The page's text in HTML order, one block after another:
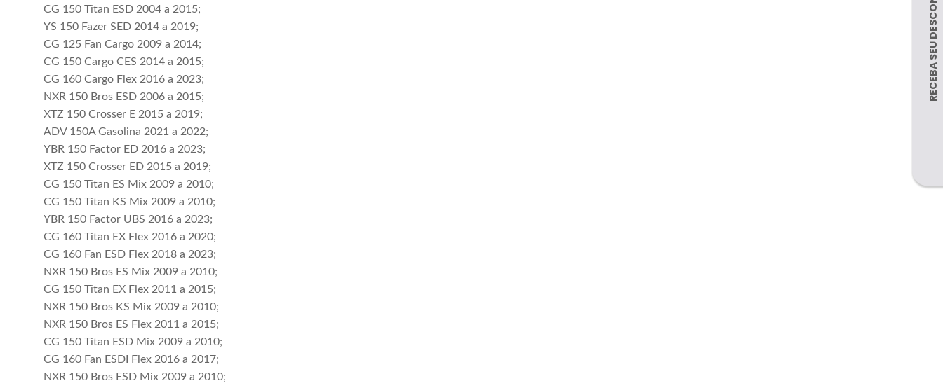
CG 150 Titan ESD 2004 a 2015;
YS 150 Fazer SED 2014 a 2019;
CG 125 Fan Cargo 2009 a 2014;
CG 150 Cargo CES 2014 a 2015;
CG 160 Cargo Flex 2016 a 2023;
NXR 150 Bros ESD 2006 a 2015;
XTZ 150 Crosser E 2015 a 2019;
ADV 150A Gasolina 2021 a 2022;
YBR 150 Factor ED 2016 a 2023;
XTZ 150 Crosser ED 2015 a 2019;
CG 150 Titan ES Mix 2009 a 2010;
CG 150 Titan KS Mix 2009 a 2010;
YBR 150 Factor UBS 2016 a 2023;
CG 160 Titan EX Flex 2016 a 2020;
CG 160 Fan ESD Flex 2018 a 2023;
NXR 150 Bros ES Mix 2009 a 2010;
CG 150 Titan EX Flex 2011 a 2015;
NXR 150 Bros KS Mix 2009 a 2010;
NXR 150 Bros ES Flex 2011 a 2015;
CG 150 Titan ESD Mix 2009 a 2010;
CG 160 Fan ESDI Flex 2016 a 2017;
NXR 150 Bros ESD Mix 2009 a 2010;